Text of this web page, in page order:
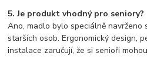
5. Je produkt vhodný pro seniory?
Ano, madlo bylo speciálně navrženo
starších osob. Ergonomický design,
instalace zaručují, že si senioři